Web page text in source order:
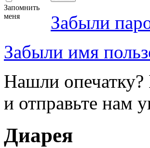
Запомнить
меня
Забыли
Забыли имя
Нашли
и отправьте нам
Диарея